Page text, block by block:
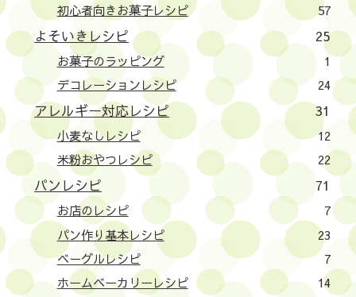
初心者向きお菓子レシピ
57
よそいきレシピ 25
お菓子のラッピング
1
デコレーションレシピ
24
アレルギー対応レシピ 31
小麦なしレシピ
12
米粉おやつレシピ
22
パンレシピ 71
お店のレシピ
7
パン作り基本レシピ
23
ベーグルレシピ
7
ホームベーカリーレシピ
14